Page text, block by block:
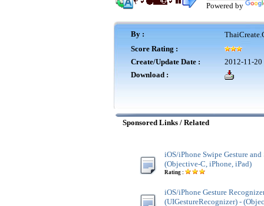
Powered by
By :
Score Rating :
Create/Update Date :
2012-11-
Download :
Sponsored Links / Related
iOS/iPhone Swipe Gesture
(Objective-C, iPhone, iPad)
Rating :
iOS/iPhone Gesture
(UIGestureRecognizer) -